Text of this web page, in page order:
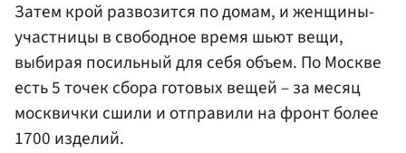
Затем крой развозится по домам, и женщины-
участницы в свободное время шьют вещи,
выбирая посильный для себя объем. По Москве
есть 5 точек сбора готовых вещей – за месяц
москвички сшили и отправили на фронт более
1700 изделий.